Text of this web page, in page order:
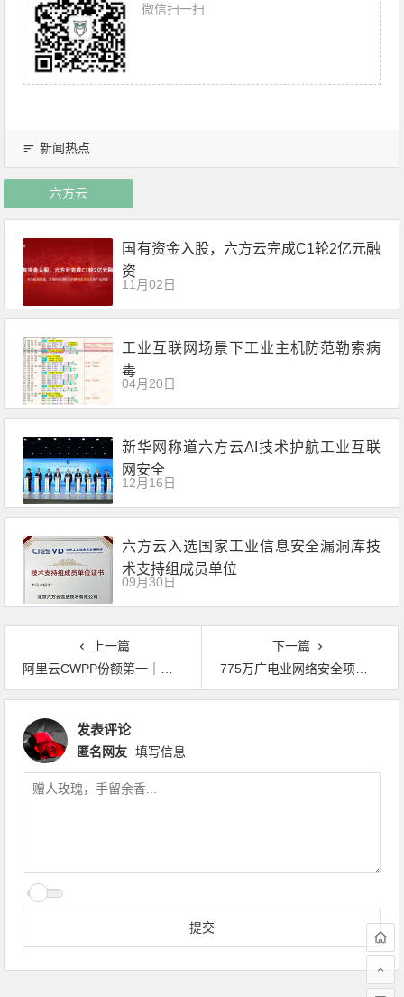
微信扫一扫
新闻热点
六方云
国有资金入股，六方云完成C1轮2亿元融
资
11月02日
工业互联网场景下工业主机防范勒索病
毒
04月20日
新华网称道六方云AI技术护航工业互联
网安全
12月16日
六方云入选国家工业信息安全漏洞库技
术支持组成员单位
09月30日
上一篇
阿里云CWPP份额第一｜云上原生安全的一盘组合棋
下一篇
775万广电业网络安全项目，有哪些详细定制开发与技术需求？
发表评论
匿名网友 填写信息